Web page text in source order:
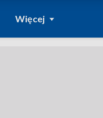
Więcej